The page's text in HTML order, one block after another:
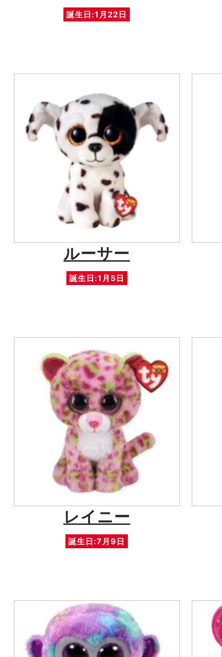
誕生日:1月22日
ルーサー
誕生日:1月5日
レイニー
誕生日:7月9日